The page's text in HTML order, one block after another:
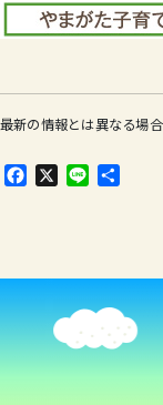
最新の情報とは異なる場
F
o
o
k
X
L